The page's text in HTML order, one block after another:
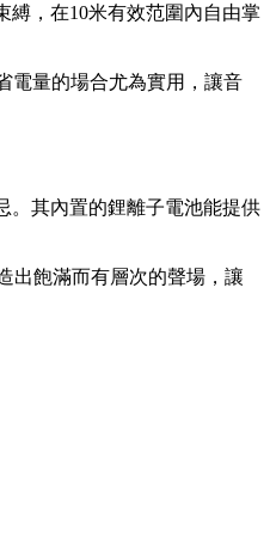
縛，在10米有效范圍內自由掌
電量的場合尤為實用，讓音
。其內置的鋰離子電池能提供
出飽滿而有層次的聲場，讓